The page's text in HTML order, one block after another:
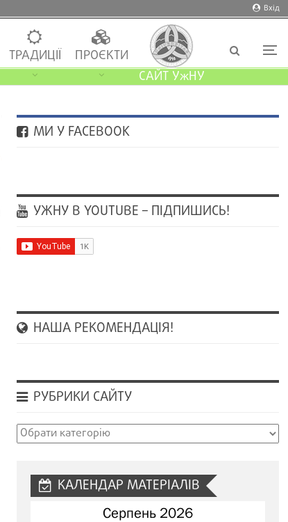
Вхід
ТРАДИЦІЇ
ПРОЄКТИ
САЙТ УжНУ
МИ У FACEBOOK
УЖНУ В YOUTUBE – ПІДПИШИСЬ!
НАША РЕКОМЕНДАЦІЯ!
РУБРИКИ САЙТУ
Рубрики
КАЛЕНДАР МАТЕРІАЛІВ
Серпень 2026